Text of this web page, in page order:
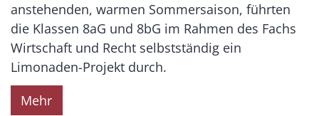
anstehenden, warmen Sommersaison, führten
die Klassen 8aG und 8bG im Rahmen des Fachs
Wirtschaft und Recht selbstständig ein
Limonaden-Projekt durch.
Mehr